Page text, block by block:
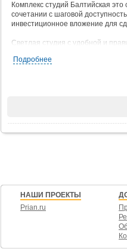
Комплекс студий Балтийская
сочетании с шаговой
инвестиционное вложение для
Светлая студия с удобной и
зона с проведены коммуникации
Дизайнерское лобби с
Продажа по договору купли-
Подробнее
НАШИ ПРОЕКТЫ
Prian.ru